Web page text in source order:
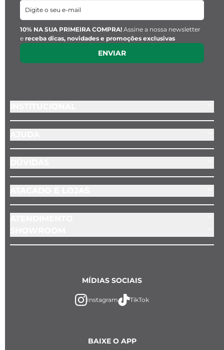
Material: Aço inoxidável
10% NA SUA PRIMEIRA COMPRA! Assine a nossa newsletter
e receba dicas, novidades e promoções exclusivas
ENVIAR
BAIXE O APP
MÍDIAS SOCIAIS
Instagram TikTok